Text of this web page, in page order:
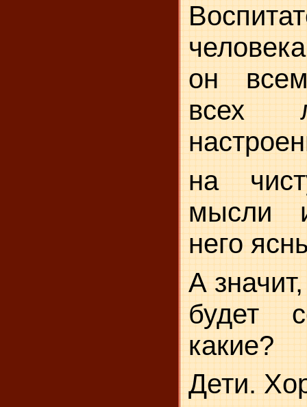
он
всех
на
мысли
него
А
будет
какие?
Дети.